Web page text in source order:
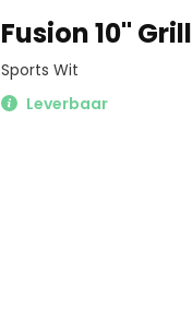
Fusion 10'' Grill
Sports Wit
Leverbaar